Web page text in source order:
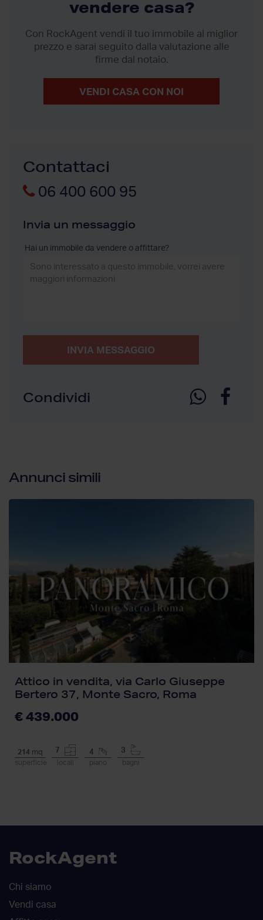
vendere casa?
Con RockAgent vendi il tuo immobile al miglior
prezzo e sarai seguito dalla valutazione alle
firme dal notaio.
VENDI CASA CON NOI
Contattaci
06 400 600 95
Invia un messaggio
Hai un immobile da vendere o affittare?
INVIA MESSAGGIO
Condividi
Annunci simili
Attico in vendita, via Carlo Giuseppe
Bertero 37, Monte Sacro, Roma
€ 439.000
214 mq
superficie
7
locali
4
piano
3
bagni
RockAgent
Chi siamo
Vendi casa